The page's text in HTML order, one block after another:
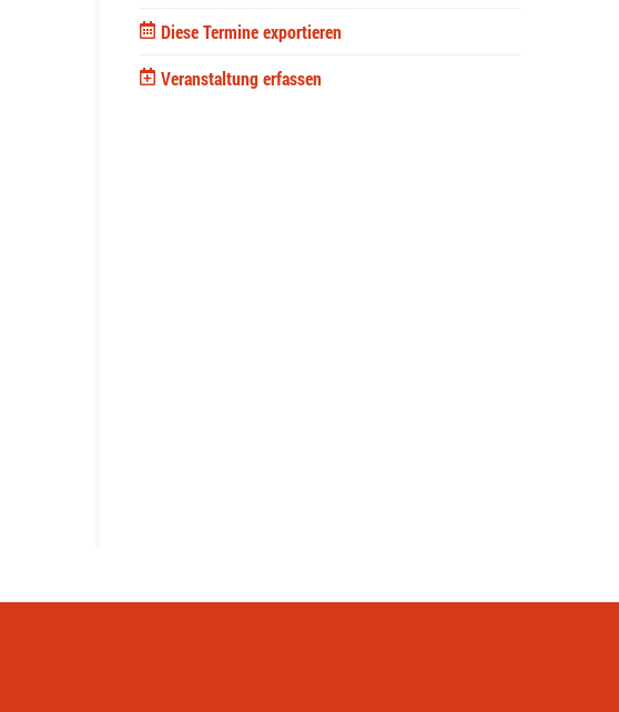
Diese Termine exportieren
Veranstaltung erfassen